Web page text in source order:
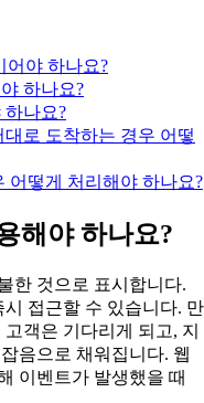
어야 하나요?
하나요?
하나요?
로 도착하는 경우 어떻
어떻게 처리해야 하나요?
해야 하나요?
한 것으로 표시합니다.
접근할 수 있습니다. 만
객은 기다리게 되고, 지
음으로 채워집니다. 웹
이벤트가 발생했을 때